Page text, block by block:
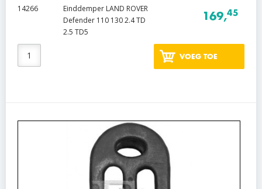
14266
Einddemper LAND ROVER
Defender 110 130 2.4 TD
2.5 TD5
169,45
VOEG TOE